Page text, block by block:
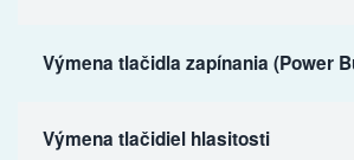
Výmena tlačidla zapínania (Power
Výmena tlačidiel hlasitosti